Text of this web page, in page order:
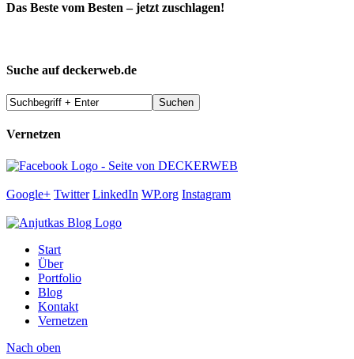
Das Beste vom Besten – jetzt zuschlagen!
Suche auf deckerweb.de
Vernetzen
Google+ Twitter LinkedIn WP.org Instagram
Start
Über
Portfolio
Blog
Kontakt
Vernetzen
Nach oben